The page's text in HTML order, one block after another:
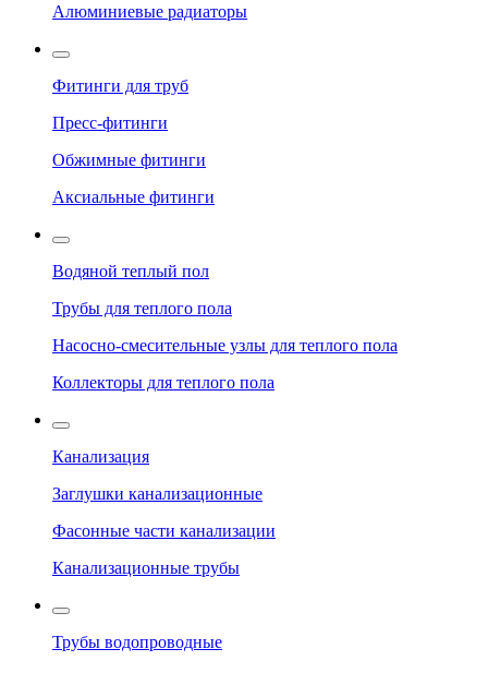
Алюминиевые радиаторы
Фитинги для труб
Пресс-фитинги
Обжимные фитинги
Аксиальные фитинги
Водяной теплый пол
Трубы для теплого пола
Насосно-смесительные узлы для теплого пола
Коллекторы для теплого пола
Канализация
Заглушки канализационные
Фасонные части канализации
Канализационные трубы
Трубы водопроводные